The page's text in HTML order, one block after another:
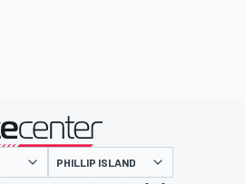
présenté par
PHILLIP ISLAND